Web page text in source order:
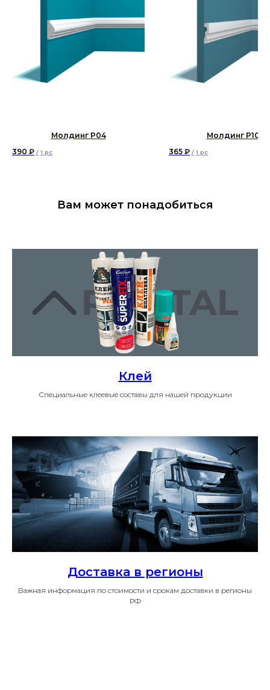
Молдинг P04
390 ₽ / 1 pc
Молдинг P105
365 ₽ / 1 pc
Вам может понадобиться
Клей
Специальные клеевые составы для нашей продукции
Доставка в регионы
Важная информация по стоимости и срокам доставки в регионы
РФ